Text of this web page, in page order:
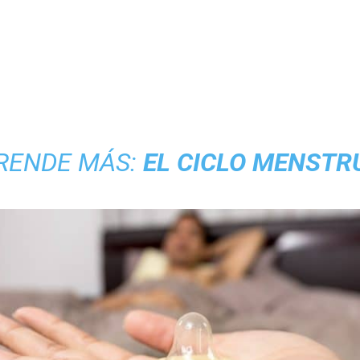
MÁS: EL CICLO